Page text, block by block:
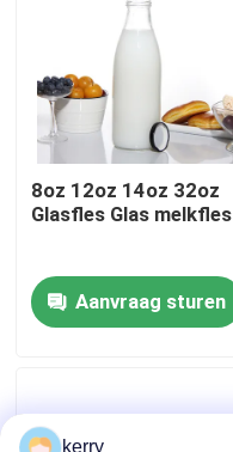
Thuis
Over ons
8oz 12oz 14oz 32oz
Glasfles Glas melkfles
Aanvraag sturen
kerry